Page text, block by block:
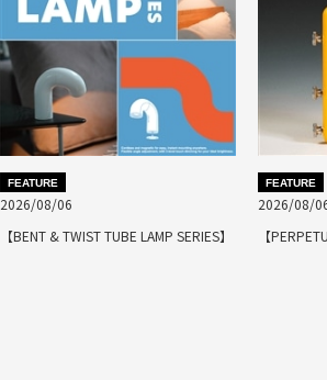
FEATURE
2026/08/06
【BENT & TWIST TUBE LAMP SERIES】
FEATURE
2026/08/
【